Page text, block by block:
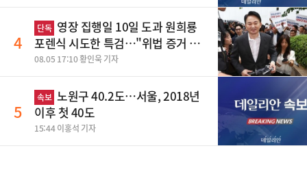
4
단독 영장 집행일 10일 도과 원희룡
포렌식 시도한 특검…"위법 증거 수
집" 지적
08.05 17:10 황인욱 기자
5
속보 노원구 40.2도…서울, 2018년
이후 첫 40도
15:44 이홍석 기자